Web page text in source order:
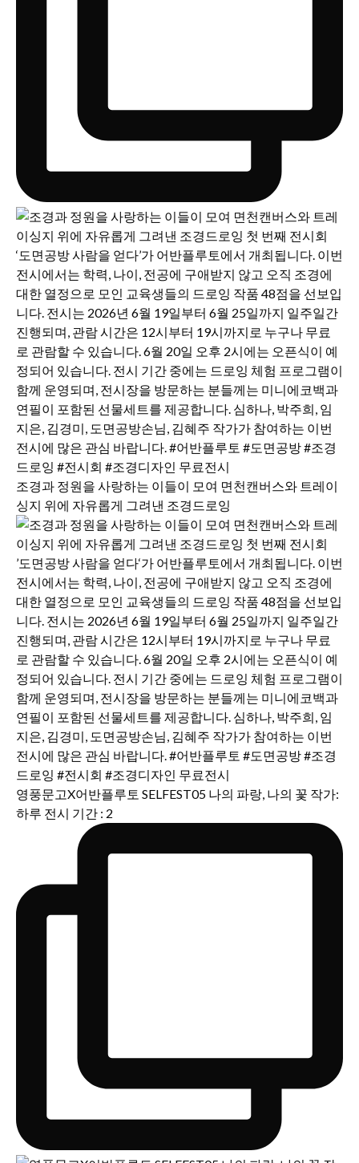
조경과 정원을 사랑하는 이들이 모여 면천캔버스와 트레이
싱지 위에 자유롭게 그려낸 조경드로잉
영풍문고X어반플루토 SELFEST05 나의 파랑, 나의 꽃 작가:
하루 전시 기간 : 2